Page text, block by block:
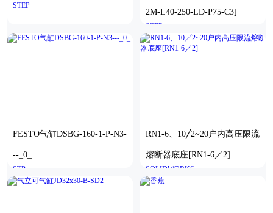
STEP
2M-L40-250-LD-P75-C3]
STEP
FESTO气缸DSBG-160-1-P-N3-
--_0_
STP
RN1-6、10╱2~20户内高压限流
熔断器底座[RN1-6／2]
SOLIDWORKS